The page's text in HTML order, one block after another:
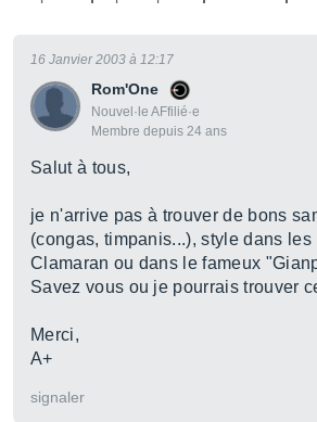
Rom'One
Nouvel·le AFfilié·e
Membre depuis 24 ans
16 Janvier 2003 à 12:17
Salut à tous,
je n'arrive pas à trouver de bons
(congas, timpanis...), style dans
Clamaran ou dans le fameux
Savez vous ou je pourrais trouver
Merci,
A+
signaler